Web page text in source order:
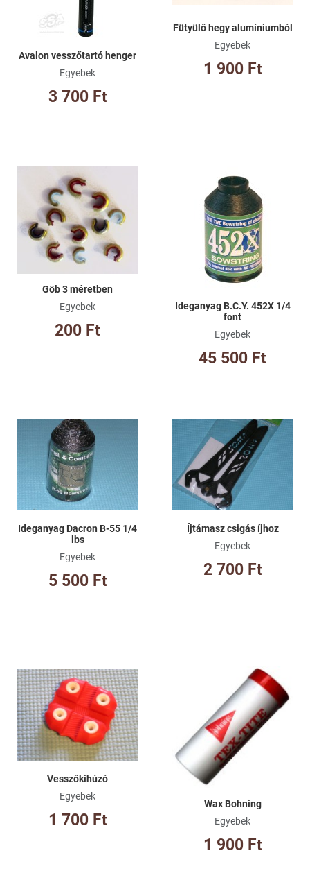
Avalon vesszőtartó henger
Egyebek
3 700 Ft
Fütyülő hegy alumíniumból
Egyebek
1 900 Ft
Kívánságlistához adom
Összehasonlításhoz adom
Göb 3 méretben
Egyebek
200 Ft
Ideganyag B.C.Y. 452X 1/4
font
Egyebek
45 500 Ft
Kívánságlistához adom
Összehasonlításhoz adom
Gyorsnézet
Ideganyag Dacron B-55 1/4
lbs
Egyebek
5 500 Ft
Íjtámasz csigás íjhoz
Egyebek
2 700 Ft
Összehasonlításhoz adom
Gyorsnézet
Vesszőkihúzó
Egyebek
1 700 Ft
Wax Bohning
Egyebek
1 900 Ft